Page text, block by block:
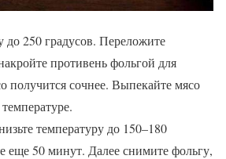
до 250 градусов. Переложите
противень фольгой для
получится сочнее. Выпекайте мясо
температуру до 150–180
еще 50 минут. Далее снимите фольгу,